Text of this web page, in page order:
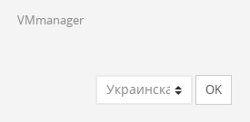
VMmanager